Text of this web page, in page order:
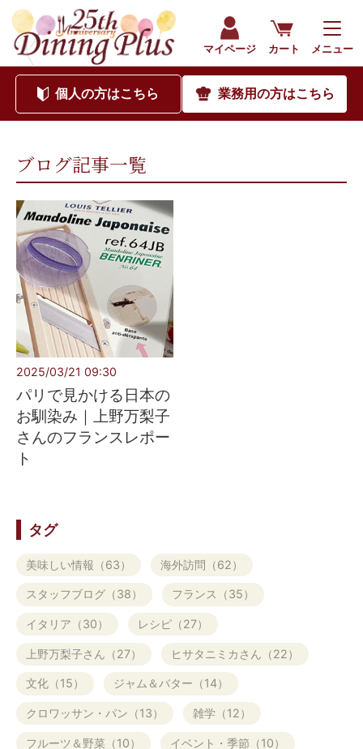
マイページ カート メニュー
個人の方はこちら 業務用の方はこちら
ブログ記事一覧
2025/03/21 09:30
パリで見かける日本の
お馴染み｜上野万梨子
さんのフランスレポー
ト
タグ
美味しい情報（63） 海外訪問（62）
スタッフブログ（38） フランス（35）
イタリア（30） レシピ（27）
上野万梨子さん（27） ヒサタニミカさん（22）
文化（15） ジャム＆バター（14）
クロワッサン・パン（13） 雑学（12）
フルーツ＆野菜（10） イベント・季節（10）